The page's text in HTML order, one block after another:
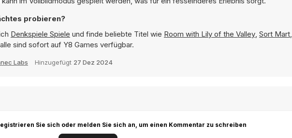
probieren?
Denkspiele Spiele und finde beliebte Titel wie Room with Lily of the Valley, Sort Mart,
sind sofort auf Y8 Games verfügbar.
Labs Hinzugefügt 27 Dez 2024
Sie sich oder melden Sie sich an, um einen Kommentar zu schreiben